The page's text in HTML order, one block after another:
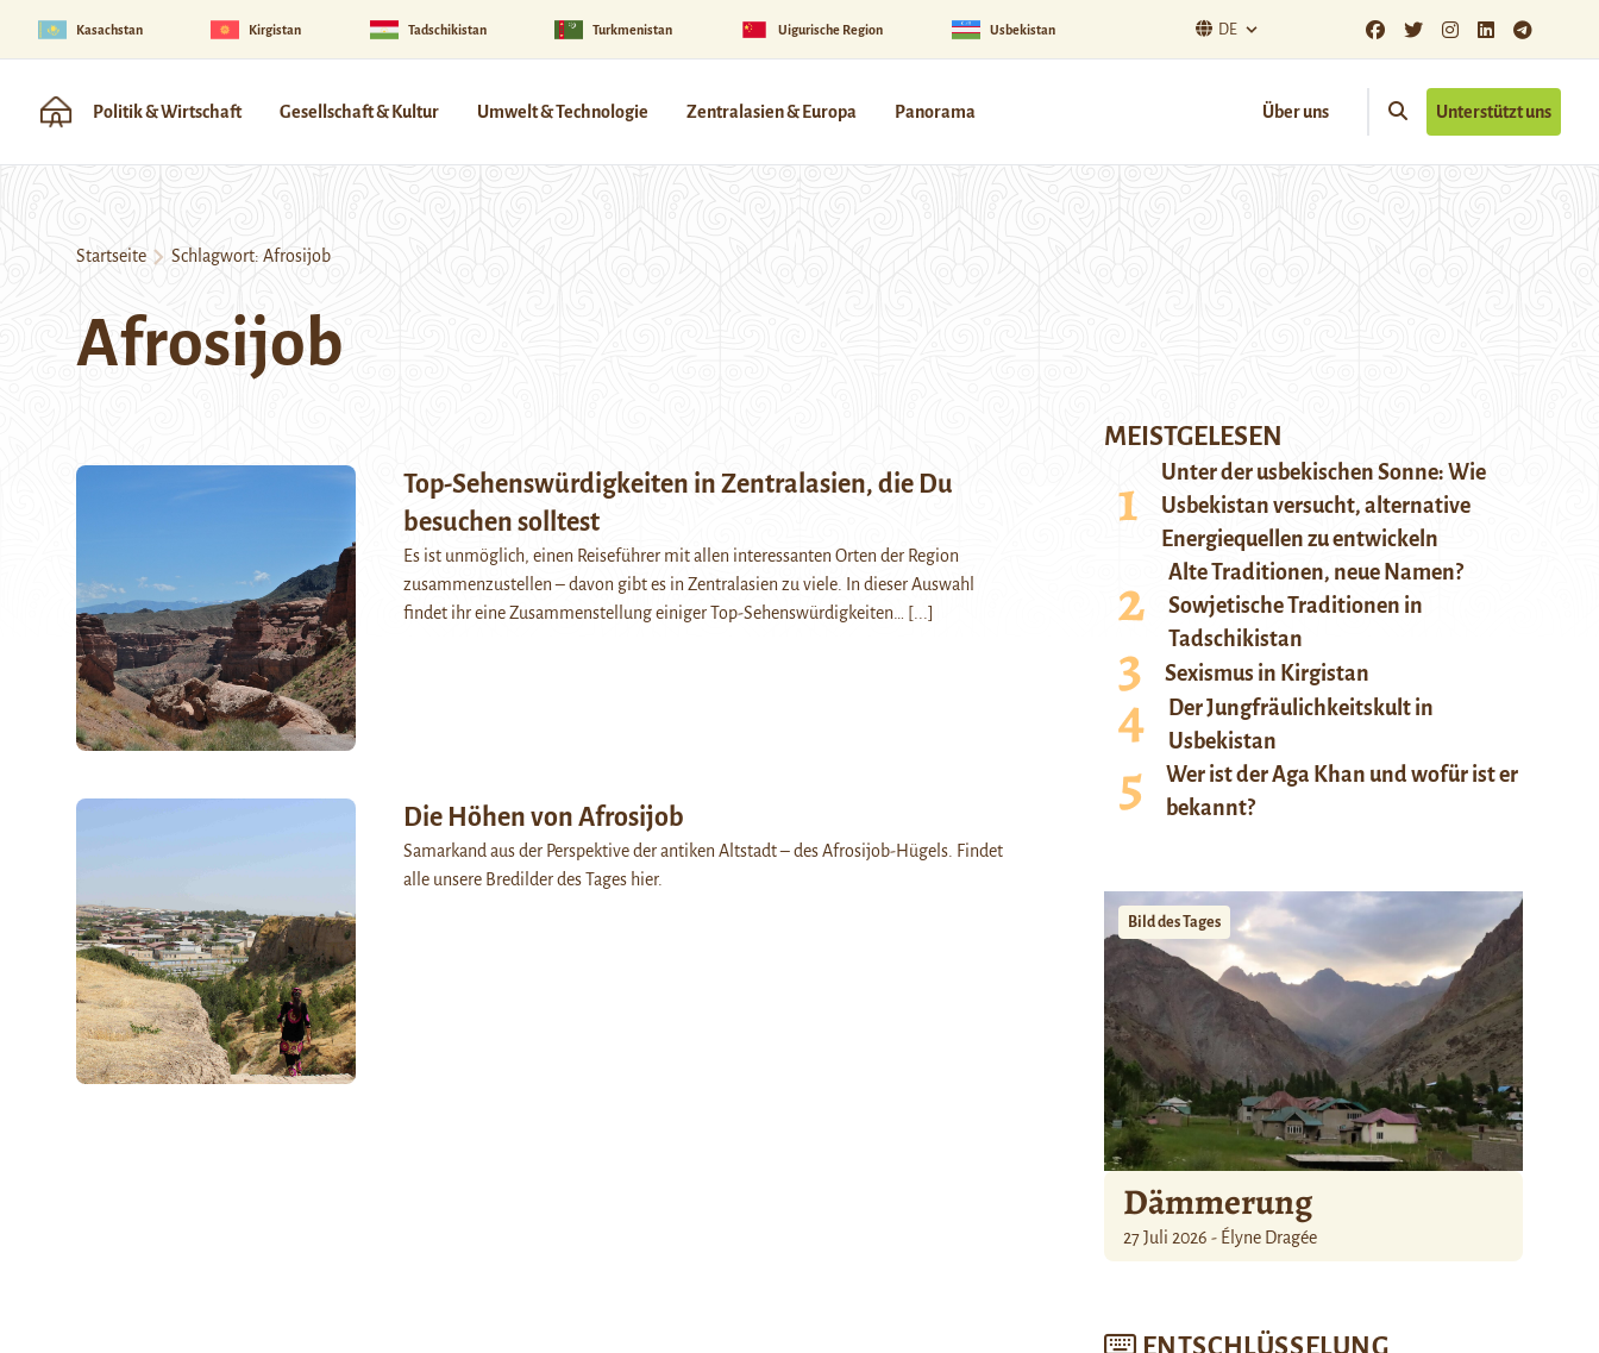
Kasachstan Kirgistan Tadschikistan Turkmenistan Uigurische Region Usbekistan DE
Politik & Wirtschaft Gesellschaft & Kultur Umwelt & Technologie Zentralasien & Europa Panorama Über uns Unterstützt uns
Startseite Schlagwort: Afrosijob
Afrosijob
Top-Sehenswürdigkeiten in Zentralasien, die Du
besuchen solltest
Es ist unmöglich, einen Reiseführer mit allen interessanten Orten der Region
zusammenzustellen – davon gibt es in Zentralasien zu viele. In dieser Auswahl
findet ihr eine Zusammenstellung einiger Top-Sehenswürdigkeiten…
[...]
Die Höhen von Afrosijob
Samarkand aus der Perspektive der antiken Altstadt – des Afrosijob-Hügels. Findet
alle unsere Bredilder des Tages hier.
MEISTGELESEN
Unter der usbekischen Sonne: Wie
Usbekistan versucht, alternative
Energiequellen zu entwickeln
Alte Traditionen, neue Namen?
Sowjetische Traditionen in
Tadschikistan
Sexismus in Kirgistan
Der Jungfräulichkeitskult in
Usbekistan
Wer ist der Aga Khan und wofür ist er
bekannt?
Bild des Tages
Dämmerung
27 Juli 2026 - Élyne Dragée
ENTSCHLÜSSELUNG